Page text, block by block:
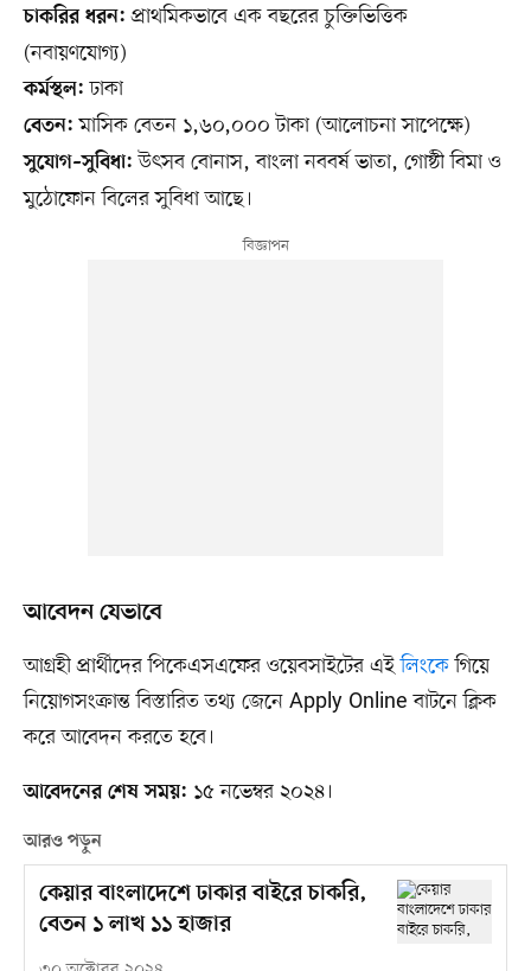
চাকরির ধরন: প্রাথমিকভাবে এক বছরের চুক্তিভিত্তিক
(নবায়ণযোগ্য)
কর্মস্থল: ঢাকা
বেতন: মাসিক বেতন ১,৬০,০০০ টাকা (আলোচনা সাপেক্ষে)
সুযোগ–সুবিধা: উৎসব বোনাস, বাংলা নববর্ষ ভাতা, গোষ্ঠী বিমা ও
মুঠোফোন বিলের সুবিধা আছে।
আবেদন যেভাবে
আগ্রহী প্রার্থীদের পিকেএসএফের ওয়েবসাইটের এইলিংকেগিয়ে
নিয়োগসংক্রান্ত বিস্তারিত তথ্য জেনে Apply Online বাটনে ক্লিক
করে আবেদন করতে হবে।
আবেদনের শেষ সময়: ১৫ নভেম্বর ২০২৪।
আরও পড়ুন
কেয়ার বাংলাদেশে ঢাকার বাইরে চাকরি,
বেতন ১ লাখ ১১ হাজার